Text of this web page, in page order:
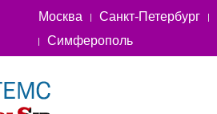
Москва Санкт-Петербург
Симферополь